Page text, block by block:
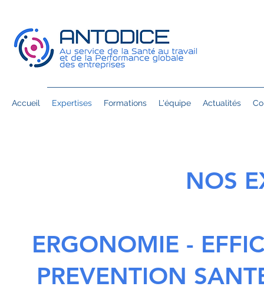
Accueil Expertises Formations L'équipe Actualités
NOS
ERGONOMIE -
PREVENTION